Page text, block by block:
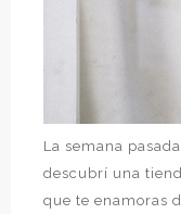
La semana
descubrí una
que te enamoras